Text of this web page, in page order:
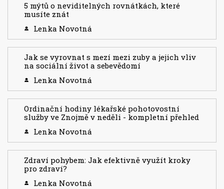
5 mýtů o neviditelných rovnátkách, které
musíte znát
Lenka Novotná
Jak se vyrovnat s mezí mezi zuby a jejich vliv
na sociální život a sebevědomí
Lenka Novotná
Ordinační hodiny lékařské pohotovostní
služby ve Znojmě v neděli - kompletní přehled
Lenka Novotná
Zdraví pohybem: Jak efektivně využít kroky
pro zdraví?
Lenka Novotná